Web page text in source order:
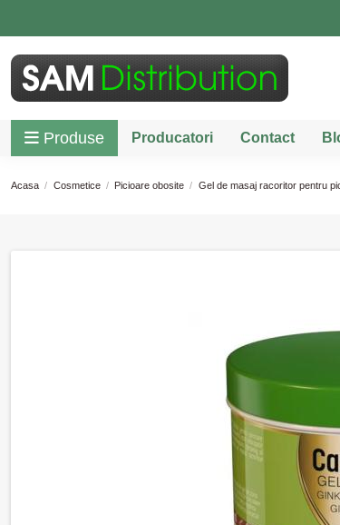
Produse Producatori Contact
Acasa Cosmetice Picioare obosite Gel de masaj racoritor pentru